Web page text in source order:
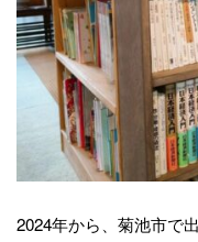
2024年から、菊池市で